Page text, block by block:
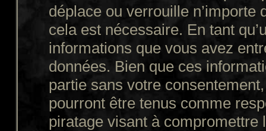
déplace ou verrouille
cela est nécessaire. En tant
informations que vous avez
données. Bien que ces
partie sans votre
pourront être tenus comme
piratage visant à compromettre